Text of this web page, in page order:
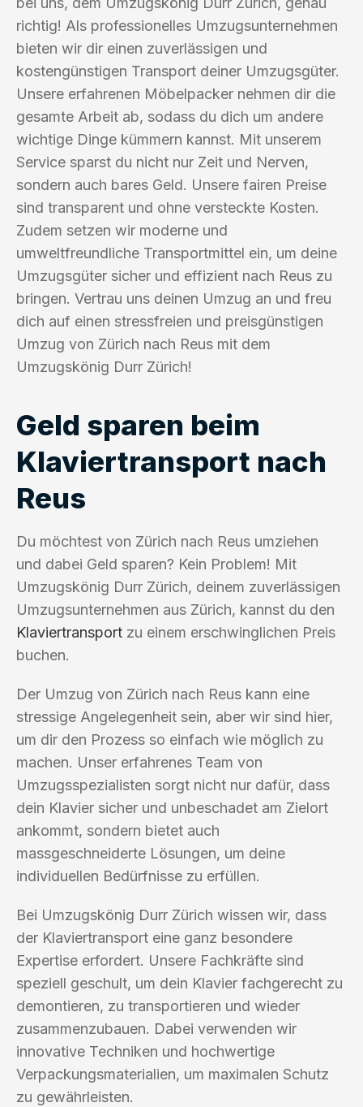
richtig! Als professionelles Umzugsunternehmen
bieten wir dir einen zuverlässigen und
kostengünstigen Transport deiner Umzugsgüter.
Unsere erfahrenen Möbelpacker nehmen dir die
gesamte Arbeit ab, sodass du dich um andere
wichtige Dinge kümmern kannst. Mit unserem
Service sparst du nicht nur Zeit und Nerven,
sondern auch bares Geld. Unsere fairen Preise
sind transparent und ohne versteckte Kosten.
Zudem setzen wir moderne und
umweltfreundliche Transportmittel ein, um deine
Umzugsgüter sicher und effizient nach Reus zu
bringen. Vertrau uns deinen Umzug an und freu
dich auf einen stressfreien und preisgünstigen
Umzug von Zürich nach Reus mit dem
Umzugskönig Durr Zürich!
Geld sparen beim
Klaviertransport nach
Reus
Du möchtest von Zürich nach Reus umziehen
und dabei Geld sparen? Kein Problem! Mit
Umzugskönig Durr Zürich, deinem zuverlässigen
Umzugsunternehmen aus Zürich, kannst du den
Klaviertransport zu einem erschwinglichen Preis
buchen.
Der Umzug von Zürich nach Reus kann eine
stressige Angelegenheit sein, aber wir sind hier,
um dir den Prozess so einfach wie möglich zu
machen. Unser erfahrenes Team von
Umzugsspezialisten sorgt nicht nur dafür, dass
dein Klavier sicher und unbeschadet am Zielort
ankommt, sondern bietet auch
massgeschneiderte Lösungen, um deine
individuellen Bedürfnisse zu erfüllen.
Bei Umzugskönig Durr Zürich wissen wir, dass
der Klaviertransport eine ganz besondere
Expertise erfordert. Unsere Fachkräfte sind
speziell geschult, um dein Klavier fachgerecht zu
demontieren, zu transportieren und wieder
zusammenzubauen. Dabei verwenden wir
innovative Techniken und hochwertige
Verpackungsmaterialien, um maximalen Schutz
zu gewährleisten.